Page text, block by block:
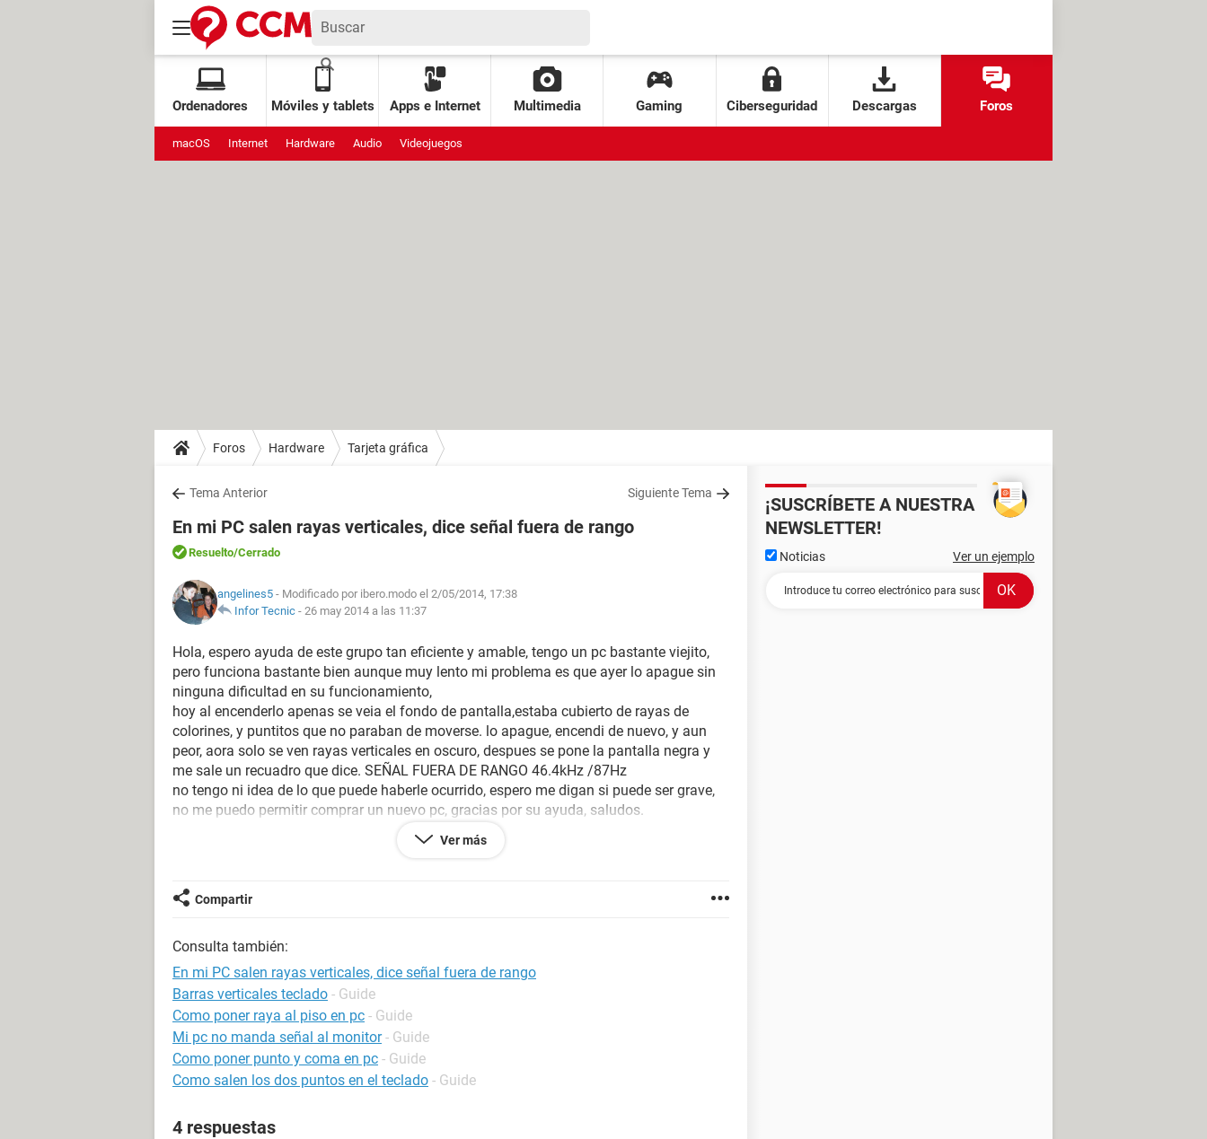
Ordenadores Móviles y tablets Apps e Internet Multimedia Gaming Ciberseguridad Descargas Foros
macOS Internet Hardware Audio Videojuegos
Foros Hardware Tarjeta gráfica
Tema Anterior Siguiente Tema
En mi PC salen rayas verticales, dice señal fuera de rango
Resuelto/Cerrado
angelines5 - Modificado por ibero.modo el 2/05/2014, 17:38
Infor Tecnic - 26 may 2014 a las 11:37
Hola, espero ayuda de este grupo tan eficiente y amable, tengo un pc bastante viejito,
pero funciona bastante bien aunque muy lento mi problema es que ayer lo apague sin
ninguna dificultad en su funcionamiento,
hoy al encenderlo apenas se veia el fondo de pantalla,estaba cubierto de rayas de
colorines, y puntitos que no paraban de moverse. lo apague, encendi de nuevo, y aun
peor, aora solo se ven rayas verticales en oscuro, despues se pone la pantalla negra y
me sale un recuadro que dice. SEÑAL FUERA DE RANGO 46.4kHz /87Hz
no tengo ni idea de lo que puede haberle ocurrido, espero me digan si puede ser grave,
no me puedo permitir comprar un nuevo pc, gracias por su ayuda, saludos.
Ver más
Compartir
Consulta también:
En mi PC salen rayas verticales, dice señal fuera de rango
Barras verticales teclado - Guide
Como poner raya al piso en pc - Guide
Mi pc no manda señal al monitor - Guide
Como poner punto y coma en pc - Guide
Como salen los dos puntos en el teclado - Guide
4 respuestas
¡SUSCRÍBETE A NUESTRA
NEWSLETTER!
Noticias Ver un ejemplo